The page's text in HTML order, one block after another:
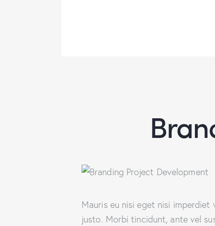
Mauris eu nisi eget nisi imperdiet
justo. Morbi tincidunt, ante vel